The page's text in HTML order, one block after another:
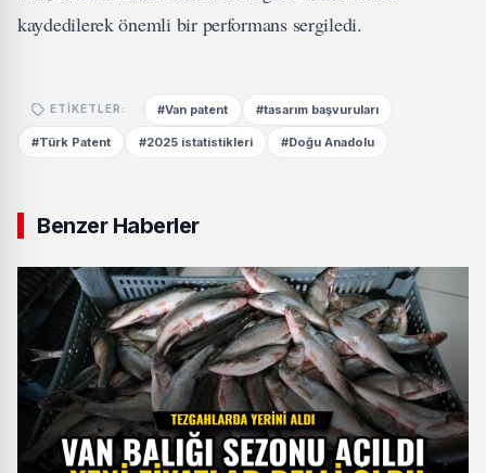
kaydedilerek önemli bir performans sergiledi.
ETIKETLER: #Van patent #tasarım başvuruları
#Türk Patent #2025 istatistikleri #Doğu Anadolu
Benzer Haberler